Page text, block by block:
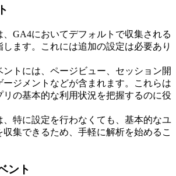
、GA4においてデフォルトで収集される
ます。これには追加の設定は必要あり
ントには、ページビュー、セッション開
ジメントなどが含まれます。これらは
リの基本的な利用状況を把握するのに役
、特に設定を行わなくても、基本的なユ
集できるため、手軽に解析を始めるこ
ント